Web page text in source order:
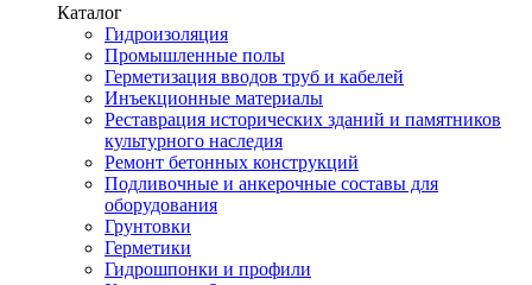
Каталог
Гидроизоляция
Промышленные полы
Герметизация вводов труб и кабелей
Инъекционные материалы
Реставрация исторических зданий и памятников
культурного наследия
Ремонт бетонных конструкций
Подливочные и анкерочные составы для
оборудования
Грунтовки
Герметики
Гидрошпонки и профили